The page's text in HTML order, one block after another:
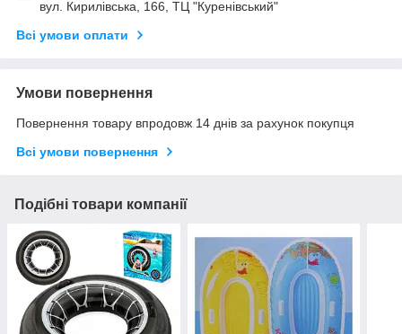
вул. Кирилівська, 166, ТЦ "Куренівський"
Всі умови оплати
Умови повернення
Повернення товару впродовж 14 днів за рахунок покупця
Всі умови повернення
Подібні товари компанії